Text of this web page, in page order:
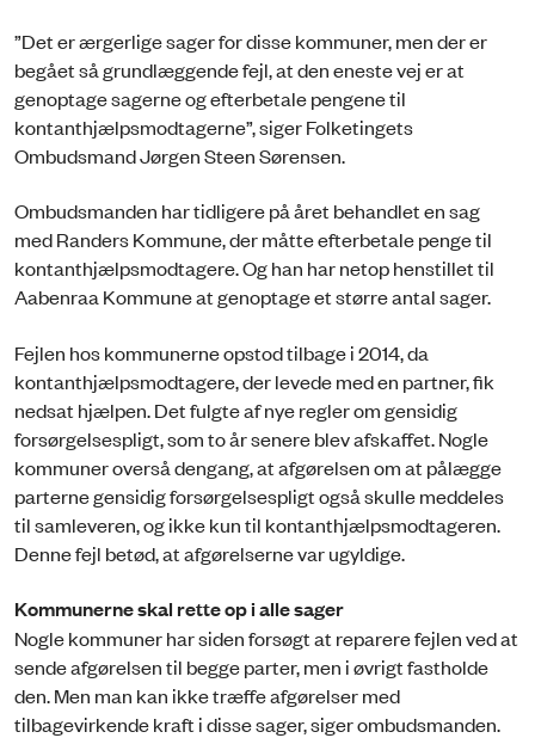
”Det er ærgerlige sager for disse kommuner, men der er
begået så grundlæggende fejl, at den eneste vej er at
genoptage sagerne og efterbetale pengene til
kontanthjælpsmodtagerne”, siger Folketingets
Ombudsmand Jørgen Steen Sørensen.
Ombudsmanden har tidligere på året behandlet en sag
med Randers Kommune, der måtte efterbetale penge til
kontanthjælpsmodtagere. Og han har netop henstillet til
Aabenraa Kommune at genoptage et større antal sager.
Fejlen hos kommunerne opstod tilbage i 2014, da
kontanthjælpsmodtagere, der levede med en partner, fik
nedsat hjælpen. Det fulgte af nye regler om gensidig
forsørgelsespligt, som to år senere blev afskaffet. Nogle
kommuner overså dengang, at afgørelsen om at pålægge
parterne gensidig forsørgelsespligt også skulle meddeles
til samleveren, og ikke kun til kontanthjælpsmodtageren.
Denne fejl betød, at afgørelserne var ugyldige.
Kommunerne skal rette op i alle sager
Nogle kommuner har siden forsøgt at reparere fejlen ved at
sende afgørelsen til begge parter, men i øvrigt fastholde
den. Men man kan ikke træffe afgørelser med
tilbagevirkende kraft i disse sager, siger ombudsmanden.